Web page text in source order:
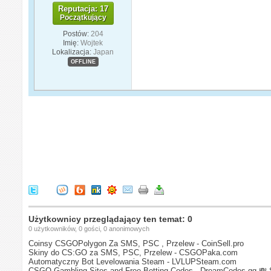
Reputacja: 17
Początkujący
Postów: 204
Imię: Wojtek
Lokalizacja: Japan
OFFLINE
Użytkownicy przeglądający ten temat: 0
0 użytkowników, 0 gości, 0 anonimowych
Coinsy CSGOPolygon Za SMS, PSC , Przelew - CoinSell.pro
Skiny do CS:GO za SMS, PSC, Przelew - CSGOPaka.com
Automatyczny Bot Levelowania Steam - LVLUPSteam.com